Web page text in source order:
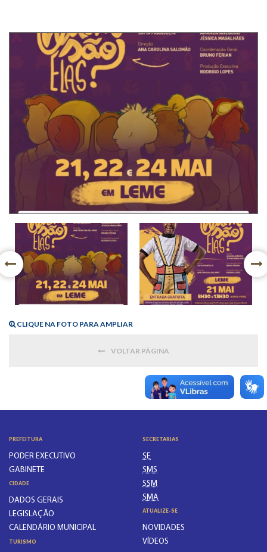
CLIQUE NA FOTO PARA AMPLIAR
VOLTAR PÁGINA
PREFEITURA
PODER EXECUTIVO
GABINETE
CIDADE
DADOS GERAIS
LEGISLAÇÃO
CALENDÁRIO MUNICIPAL
TURISMO
SECRETARIAS
SE
SMS
SSM
SMA
ATUALIZE-SE
NOVIDADES
VÍDEOS